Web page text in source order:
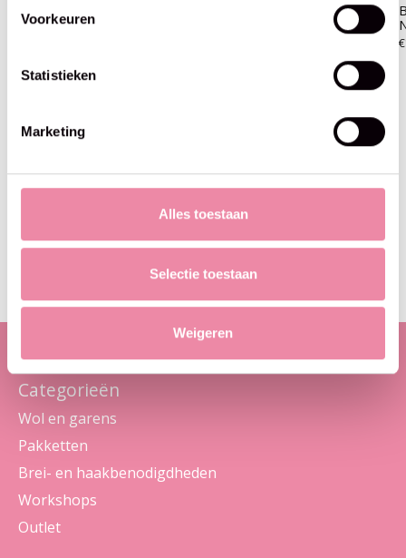
Voorkeuren
Statistieken
Marketing
Alles toestaan
Selectie toestaan
Weigeren
Haakpakket -Hardicraft -
Maancactus
Blijf op de hoogte
Categorieën
Wol en garens
Pakketten
Brei- en haakbenodigdheden
Workshops
Outlet